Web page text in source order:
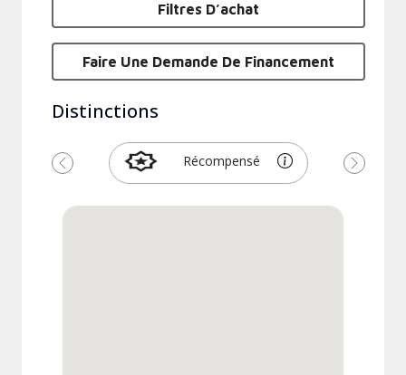
Filtres D’achat
Faire Une Demande De Financement
Distinctions
Récompensé
Précédent Suivant